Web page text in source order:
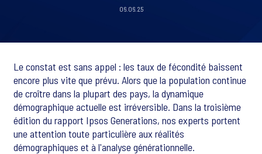
06.06.25
Le constat est sans appel : les taux de fécondité baissent
encore plus vite que prévu. Alors que la population continue
de croître dans la plupart des pays, la dynamique
démographique actuelle est irréversible. Dans la troisième
édition du rapport Ipsos Generations, nos experts portent
une attention toute particulière aux réalités
démographiques et à l'analyse générationnelle.